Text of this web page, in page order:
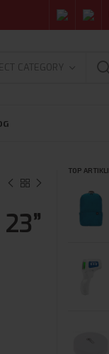
CATEGORY
TOP ARTIKLI